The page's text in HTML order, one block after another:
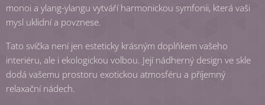
monoi a ylang-ylangu vytváří harmonickou symfonii, která vaši
mysl uklidní a povznese.
Tato svíčka není jen esteticky krásným doplňkem vašeho
interiéru, ale i ekologickou volbou. Její nádherný design ve skle
dodá vašemu prostoru exotickou atmosféru a příjemný
relaxační nádech.